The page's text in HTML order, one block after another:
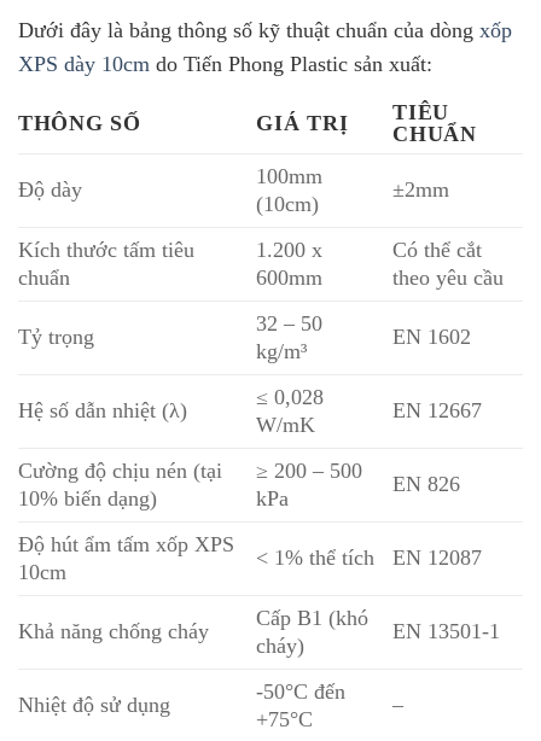
Dưới đây là bảng thông số kỹ thuật chuẩn của dòng xốp
XPS dày 10cm do Tiến Phong Plastic sản xuất:
THÔNG SỐ GIÁ TRỊ
TIÊU
CHUẨN
Độ dày
100mm
(10cm)
±2mm
Kích thước tấm tiêu
chuẩn
1.200 x
600mm
Có thể cắt
theo yêu cầu
Tỷ trọng
32 – 50
kg/m³
EN 1602
Hệ số dẫn nhiệt (λ)
≤ 0,028
W/mK
EN 12667
Cường độ chịu nén (tại
10% biến dạng)
≥ 200 – 500
kPa
EN 826
Độ hút ẩm tấm xốp XPS
10cm
< 1% thể tích EN 12087
Khả năng chống cháy
Cấp B1 (khó
cháy)
EN 13501-1
Nhiệt độ sử dụng
-50°C đến
+75°C
–